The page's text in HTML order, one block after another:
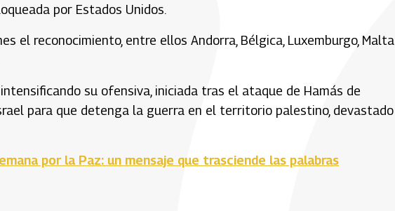
por Estados Unidos.
el reconocimiento, entre ellos Andorra, Bélgica, Luxemburgo, Malta
su ofensiva, iniciada tras el ataque de Hamás de
para que detenga la guerra en el territorio palestino, devastado
por la Paz: un mensaje que trasciende las palabras